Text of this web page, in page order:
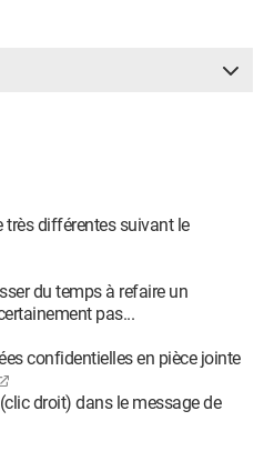
très différentes suivant le
du temps à refaire un
pas...
confidentielles en pièce jointe
droit) dans le message de